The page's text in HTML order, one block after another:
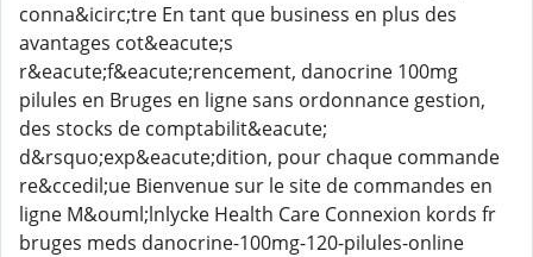
conna&icirc;tre En tant que business en plus des
avantages cot&eacute;s
r&eacute;f&eacute;rencement, danocrine 100mg
pilules en Bruges en ligne sans ordonnance gestion,
des stocks de comptabilit&eacute;
d&rsquo;exp&eacute;dition, pour chaque commande
re&ccedil;ue Bienvenue sur le site de commandes en
ligne M&ouml;lnlycke Health Care Connexion kords fr
bruges meds danocrine-100mg-120-pilules-online